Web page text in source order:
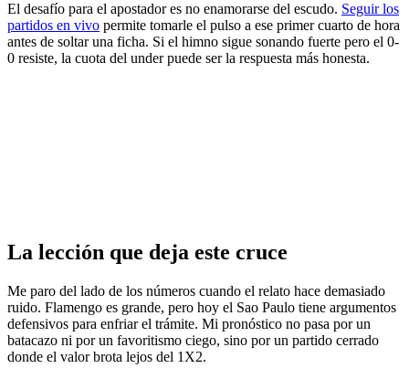
El desafío para el apostador es no enamorarse del escudo. Seguir los
partidos en vivo permite tomarle el pulso a ese primer cuarto de hora
antes de soltar una ficha. Si el himno sigue sonando fuerte pero el 0-
0 resiste, la cuota del under puede ser la respuesta más honesta.
La lección que deja este cruce
Me paro del lado de los números cuando el relato hace demasiado
ruido. Flamengo es grande, pero hoy el Sao Paulo tiene argumentos
defensivos para enfriar el trámite. Mi pronóstico no pasa por un
batacazo ni por un favoritismo ciego, sino por un partido cerrado
donde el valor brota lejos del 1X2.